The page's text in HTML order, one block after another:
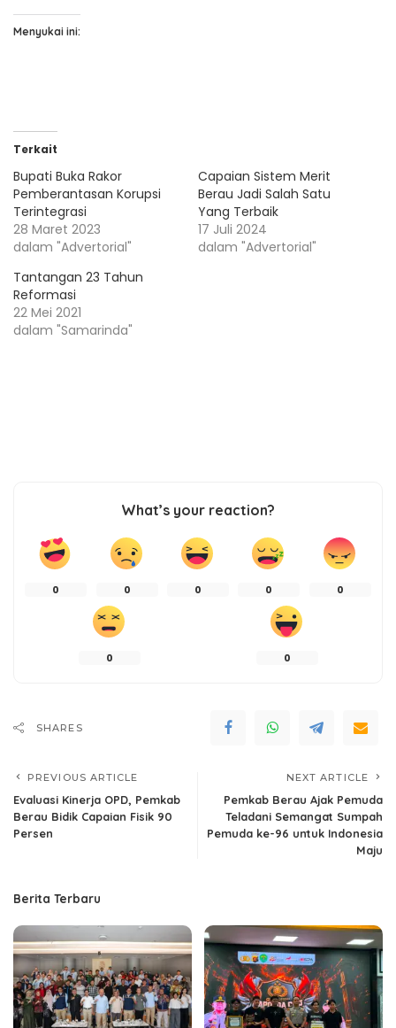
Menyukai ini:
Terkait
Bupati Buka Rakor
Pemberantasan Korupsi
Terintegrasi
28 Maret 2023
dalam "Advertorial"
Capaian Sistem Merit
Berau Jadi Salah Satu
Yang Terbaik
17 Juli 2024
dalam "Advertorial"
Tantangan 23 Tahun
Reformasi
22 Mei 2021
dalam "Samarinda"
What’s your reaction?
0 0 0 0 0
0 0
SHARES
PREVIOUS ARTICLE
Evaluasi Kinerja OPD, Pemkab
Berau Bidik Capaian Fisik 90
Persen
NEXT ARTICLE
Pemkab Berau Ajak Pemuda
Teladani Semangat Sumpah
Pemuda ke-96 untuk Indonesia
Maju
Berita Terbaru